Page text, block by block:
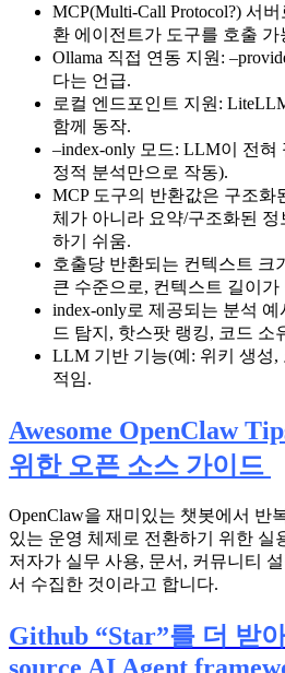
MCP(Multi-Call Protocol?) 서
환 에이전트가 도구를 호출 가
Ollama 직접 연동 지원:
다는 언급.
로컬 엔드포인트 지원:
함께 동작.
–index-only 모드: LLM이 전
정적 분석만으로 작동).
MCP 도구의 반환값은 구조화
체가 아니라 요약/구조화된 정
하기 쉬움.
호출당 반환되는 컨텍스트 크
큰 수준으로, 컨텍스트 길이
index-only로 제공되는 분석
드 탐지, 핫스팟 랭킹, 코드 소
LLM 기반 기능(예: 위키 생성,
적임.
Awesome OpenClaw
위한 오픈 소스 가이드
OpenClaw을 재미있는 챗봇에서 반
있는 운영 체제로 전환하기 위한 실
저자가 실무 사용, 문서, 커뮤니티
서 수집한 것이라고 합니다.
Github “Star”를 더 받